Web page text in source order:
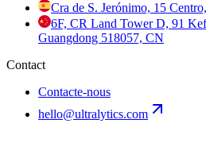
Cra de S. Jerónimo, 15
6F, CR Land Tower D, 91
Guangdong 518057, CN
Contact
Contacte-nous
hello@ultralytics.com